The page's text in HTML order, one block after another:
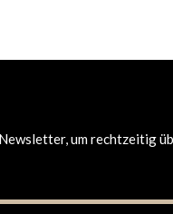
um rechtzeitig